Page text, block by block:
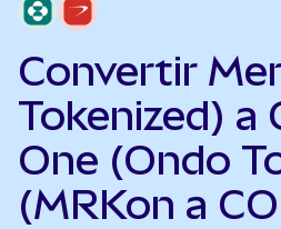
Convertir
Tokenized) a
One (Ondo
(MRKon a